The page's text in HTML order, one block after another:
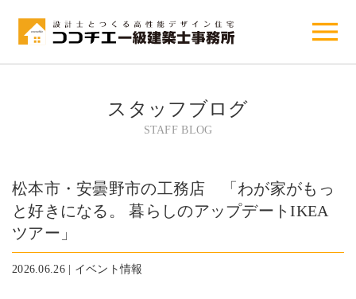
スタッフブログ
STAFF BLOG
松本市・安曇野市の工務店 「わが家がもっ
と好きになる。 暮らしのアップデートIKEA
ツアー」
2026.06.26 | イベント情報